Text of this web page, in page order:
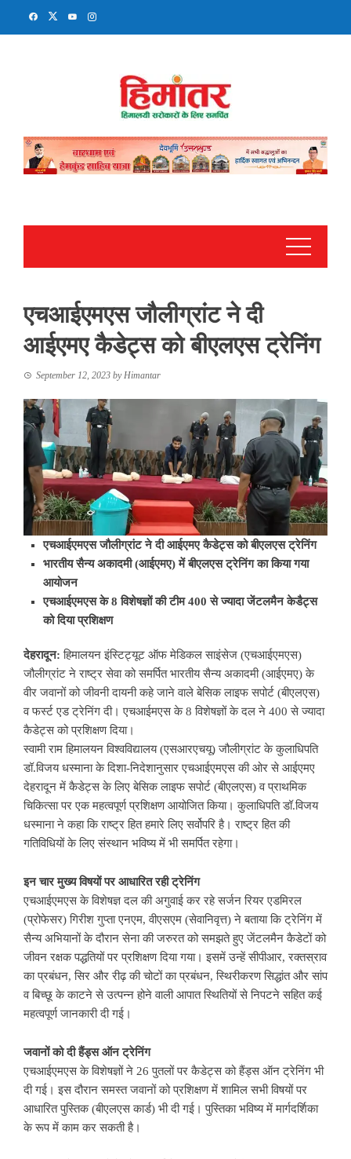
एचआईएमएस जौलीग्रांट ने दी
आईएमए कैडेट्स को बीएलएस ट्रेनिंग
September 12, 2023 byHimantar
एचआईएमएस जौलीग्रांट ने दी आईएमए कैडेट्स को बीएलएस ट्रेनिंग
भारतीय सैन्य अकादमी (आईएमए) में बीएलएस ट्रेनिंग का किया गया
आयोजन
एचआईएमएस के 8 विशेषज्ञों की टीम 400 से ज्यादा जेंटलमैन केडैट्स
को दिया प्रशिक्षण
देहरादून: हिमालयन इंस्टिट्यूट ऑफ मेडिकल साइंसेज (एचआईएमएस)
जौलीग्रांट ने राष्ट्र सेवा को समर्पित भारतीय सैन्य अकादमी (आईएमए) के
वीर जवानों को जीवनी दायनी कहे जाने वाले बेसिक लाइफ सपोर्ट (बीएलएस)
व फर्स्ट एड ट्रेनिंग दी। एचआईमएस के 8 विशेषज्ञों के दल ने 400 से ज्यादा
कैडेट्स को प्रशिक्षण दिया।
स्वामी राम हिमालयन विश्वविद्यालय (एसआरएचयू) जौलीग्रांट के कुलाधिपति
डॉ.विजय धस्माना के दिशा-निदेशानुसार एचआईएमएस की ओर से आईएमए
देहरादून में कैडेट्स के लिए बेसिक लाइफ सपोर्ट (बीएलएस) व प्राथमिक
चिकित्सा पर एक महत्वपूर्ण प्रशिक्षण आयोजित किया। कुलाधिपति डॉ.विजय
धस्माना ने कहा कि राष्ट्र हित हमारे लिए सर्वोपरि है। राष्ट्र हित की
गतिविधियों के लिए संस्थान भविष्य में भी समर्पित रहेगा।
इन चार मुख्य विषयों पर आधारित रही ट्रेनिंग
एचआईएमएस के विशेषज्ञ दल की अगुवाई कर रहे सर्जन रियर एडमिरल
(प्रोफेसर) गिरीश गुप्ता एनएम, वीएसएम (सेवानिवृत्त) ने बताया कि ट्रेनिंग में
सैन्य अभियानों के दौरान सेना की जरुरत को समझते हुए जेंटलमैन कैडेटों को
जीवन रक्षक पद्धतियों पर प्रशिक्षण दिया गया। इसमें उन्हें सीपीआर, रक्तस्राव
का प्रबंधन, सिर और रीढ़ की चोटों का प्रबंधन, स्थिरीकरण सिद्धांत और सांप
व बिच्छू के काटने से उत्पन्न होने वाली आपात स्थितियों से निपटने सहित कई
महत्वपूर्ण जानकारी दी गई।
जवानों को दी हैंड्स ऑन ट्रेनिंग
एचआईएमएस के विशेषज्ञों ने 26 पुतलों पर कैडेट्स को हैंड्स ऑन ट्रेनिंग भी
दी गई। इस दौरान समस्त जवानों को प्रशिक्षण में शामिल सभी विषयों पर
आधारित पुस्तिक (बीएलएस कार्ड) भी दी गई। पुस्तिका भविष्य में मार्गदर्शिका
के रूप में काम कर सकती है।